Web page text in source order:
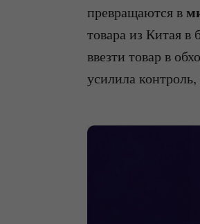
превращаются в
товара из Китая
ввезти товар в
усилила